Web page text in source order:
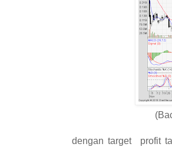
dengan target profit